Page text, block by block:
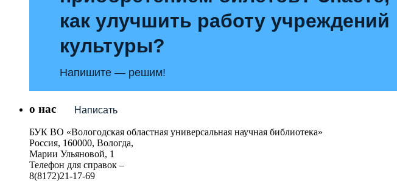
как улучшить работу учреждений
культуры?
Напишите — решим!
Написать
о нас
БУК ВО «Вологодская областная универсальная научная библиотека»
Россия, 160000, Вологда,
Марии Ульяновой, 1
Телефон для справок –
8(8172)21-17-69